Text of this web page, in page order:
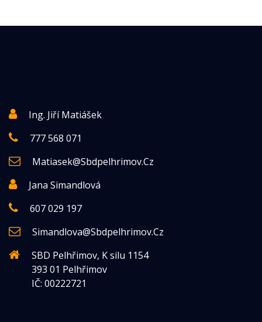
Ing. Jiří Matiášek
777 568 071
Matiasek@Sbdpelhrimov.cz
Jana Simandlová
607 029 197
Simandlova@Sbdpelhrimov.cz
SBD Pelhřimov, K silu 1154
393 01 Pelhřimov
IČ: 00222721